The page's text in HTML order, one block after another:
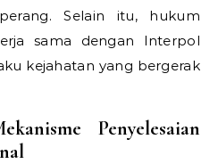
Selain itu, hukum
sama dengan Interpol
kejahatan yang bergerak
Penyelesaian